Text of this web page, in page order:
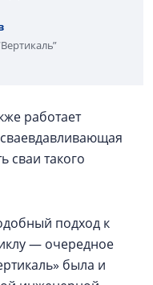
работает
сваи такого
подход к
— очередное
была и